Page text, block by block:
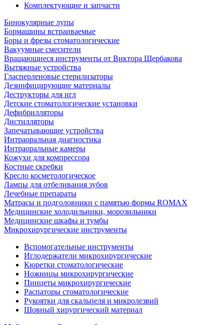
Комплектующие и запчасти
Бинокулярные лупы
Бормашины встраиваемые
Боры и фрезы стоматологические
Вакуумные смесители
Вращающиеся инструменты от Виктора Щербакова
Вытяжные устройства
Гласперленовые стерилизаторы
Дезинфицирующие материалы
Деструкторы для игл
Детские стоматологические установки
Дефибрилляторы
Дистилляторы
Запечатывающие устройства
Интраоральная диагностика
Интраоральные камеры
Кожухи для компрессора
Костные скребки
Кресло косметологическое
Лампы для отбеливания зубов
Лечебные препараты
Матрасы и подголовники с памятью формы ROMAX
Медицинские холодильники, морозильники
Медицинские шкафы и тумбы
Микрохирургические инструменты
Вспомогательные инструменты
Иглодержатели микрохирургические
Кюретки стоматологические
Ножницы микрохирургические
Пинцеты микрохирургические
Распаторы стоматологические
Рукоятки для скальпеля и микролезвий
Шовный хирургический материал